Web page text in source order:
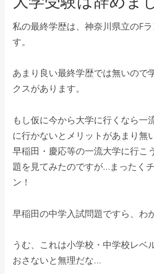
私の最終学歴は、神奈川県立のF
す。
あまり良い最終学歴では無いので
クスがあります。
もし仮に今から大学に行くなら一
に行かないとメリットがあまり無
早稲田・慶応等の一流大学に行こ
題を見てみたのですが…まったく
ン！
早稲田の中学入試問題ですら、わ
うむ、これは小学校・中学校レベ
おさないと無理だな…